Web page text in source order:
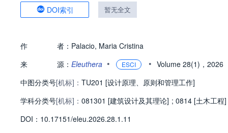
DOI索引 暂无全文
作 者： Palacio, Maria Cristina
来
源： Eleuthera • ESCI • Volume 28(1)，2026
中图分类号[机标]： TU201 [设计原理、原则和管理工作]
学科分类号[机标]： 081301 [建筑设计及其理论] ; 0814 [土木工程]
DOI： 10.17151/eleu.2026.28.1.11